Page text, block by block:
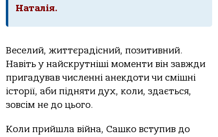
Наталія.
Веселий, життєрадісний, позитивний.
Навіть у найскрутніші моменти він завжди
пригадував численні анекдоти чи смішні
історії, аби підняти дух, коли, здається,
зовсім не до цього.
Коли прийшла війна, Сашко вступив до